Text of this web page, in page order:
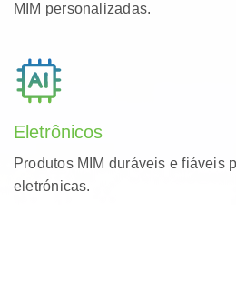
MIM personalizadas.
Eletrônicos
Produtos MIM duráveis ​​e fiáveis
eletrónicas.